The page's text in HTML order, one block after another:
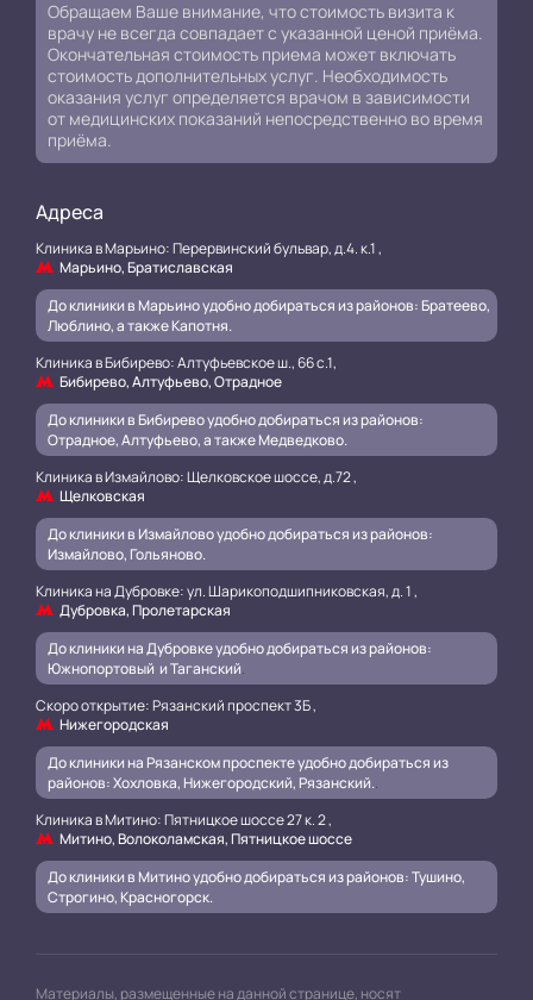
Обращаем Ваше внимание, что стоимость визита к
врачу не всегда совпадает с указанной ценой приёма.
Окончательная стоимость приема может включать
стоимость дополнительных услуг. Необходимость
оказания услуг определяется врачом в зависимости
от медицинских показаний непосредственно во время
приёма.
Адреса
Клиника в Марьино: Перервинский бульвар, д.4. к.1 ,
Марьино, Братиславская
До клиники в Марьино удобно добираться из районов: Братеево,
Люблино, а также Капотня.
Клиника в Бибирево: Алтуфьевское ш., 66 с.1,
Бибирево, Алтуфьево, Отрадное
До клиники в Бибирево удобно добираться из районов:
Отрадное, Алтуфьево, а также Медведково.
Клиника в Измайлово: Щелковское шоссе, д.72 ,
Щелковская
До клиники в Измайлово удобно добираться из районов:
Измайлово, Гольяново.
Клиника на Дубровке: ул. Шарикоподшипниковская, д. 1 ,
Дубровка, Пролетарская
До клиники на Дубровке удобно добираться из районов:
Южнопортовый и Таганский.
Скоро открытие: Рязанский проспект 3Б ,
Нижегородская
До клиники на Рязанском проспекте удобно добираться из
районов: Хохловка, Нижегородский, Рязанский..
Клиника в Митино: Пятницкое шоссе 27 к. 2 ,
Митино, Волоколамская, Пятницкое шоссе
До клиники в Митино удобно добираться из районов: Тушино,
Строгино, Красногорск.
Материалы, размещенные на данной странице, носят